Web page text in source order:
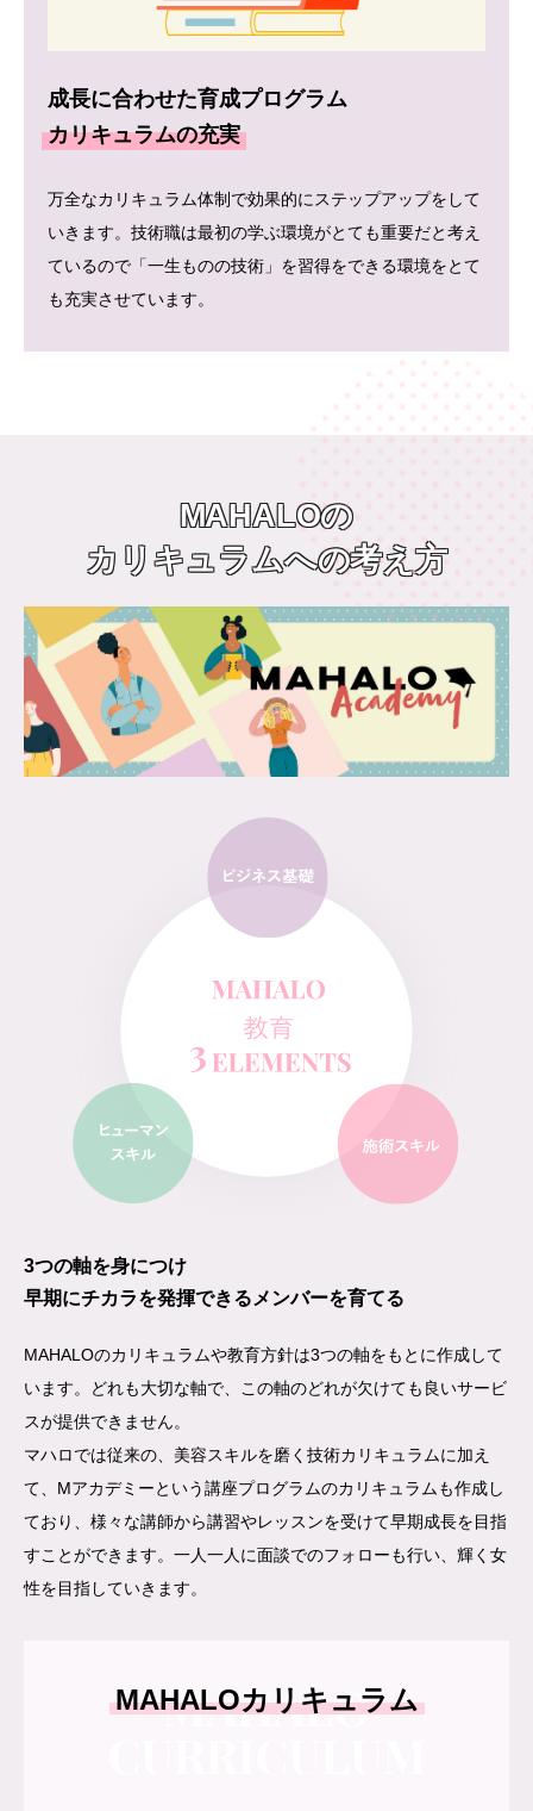
成長に合わせた育成プログラム
カリキュラムの充実
万全なカリキュラム体制で効果的にステップアップをして
いきます。技術職は最初の学ぶ環境がとても重要だと考え
ているので「一生ものの技術」を習得をできる環境をとて
も充実させています。
MAHALOの
カリキュラムへの考え方
3つの軸を身につけ
早期にチカラを発揮できるメンバーを育てる
MAHALOのカリキュラムや教育方針は3つの軸をもとに作成して
います。どれも大切な軸で、この軸のどれが欠けても良いサービ
スが提供できません。
マハロでは従来の、美容スキルを磨く技術カリキュラムに加え
て、Mアカデミーという講座プログラムのカリキュラムも作成し
ており、様々な講師から講習やレッスンを受けて早期成長を目指
すことができます。一人一人に面談でのフォローも行い、輝く女
性を目指していきます。
MAHALOカリキュラム
MAHALO